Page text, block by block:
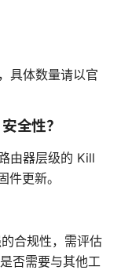
具体数量请以官
全性？
由器层级的 Kill
更新。
合规性，需评估
否需要与其他工